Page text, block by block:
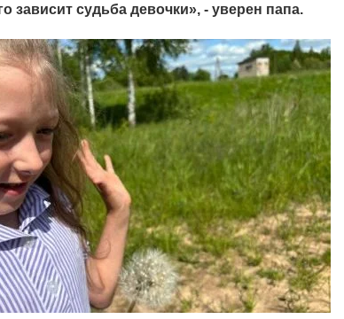
зависит судьба девочки», - уверен папа.